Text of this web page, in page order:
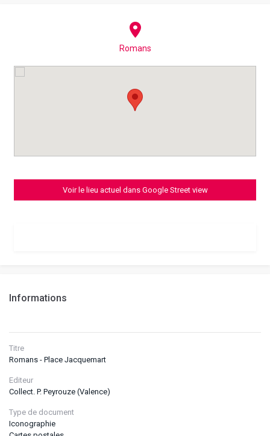
Informations
Titre
Romans - Place Jacquemart
Editeur
Collect. P. Peyrouze (Valence)
Type de document
Iconographie
Romans
Voir le lieu actuel dans Google Street view